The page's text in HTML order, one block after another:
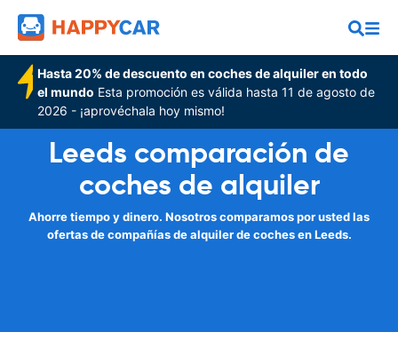
Hasta 20% de descuento en coches de alquiler en todo
el mundo Esta promoción es válida hasta 11 de agosto de
2026 - ¡aprovéchala hoy mismo!
Leeds comparación de
coches de alquiler
Ahorre tiempo y dinero. Nosotros comparamos por usted las
ofertas de compañías de alquiler de coches en Leeds.